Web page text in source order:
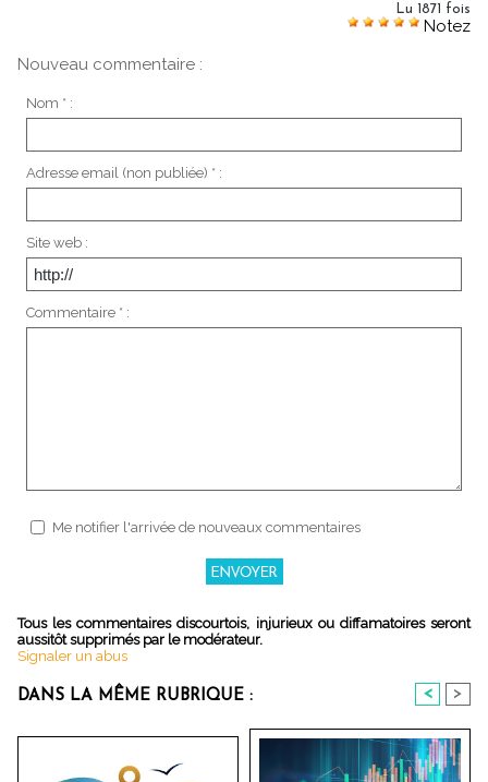
Lu 1871 fois
Notez
Nouveau commentaire :
Nom * :
Adresse email (non publiée) * :
Site web :
Commentaire * :
Me notifier l'arrivée de nouveaux commentaires
Tous les commentaires discourtois, injurieux ou diffamatoires seront
aussitôt supprimés par le modérateur.
Signaler un abus
DANS LA MÊME RUBRIQUE : < >